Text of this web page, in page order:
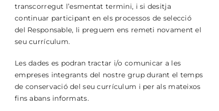
transcorregut l’esmentat termini, i si desitja
continuar participant en els processos de selecció
del Responsable, li preguem ens remeti novament el
seu currículum.
Les dades es podran tractar i/o comunicar a les
empreses integrants del nostre grup durant el temps
de conservació del seu currículum i per als mateixos
fins abans informats.